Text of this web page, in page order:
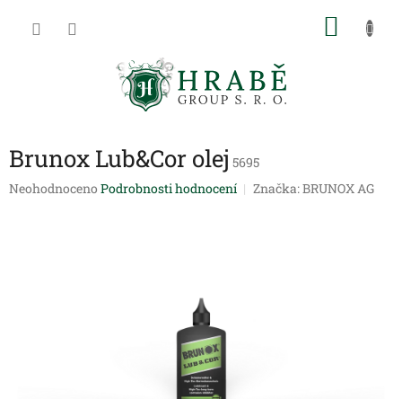
Brunox Lub&Cor olej 5695
Průměrné
Neohodnoceno Podrobnosti hodnocení Značka:BRUNOX AG